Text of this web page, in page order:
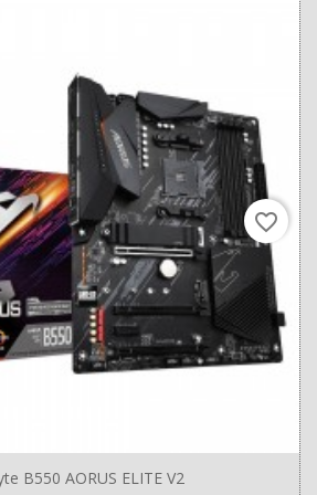
B550 AORUS ELITE V2
favorite_border